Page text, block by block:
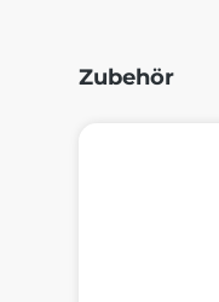
Zubehör